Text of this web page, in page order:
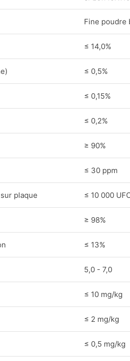
Fine poudre
≤ 14,0%
≤ 0,5%
≤ 0,15%
≤ 0,2%
≥ 90%
≤ 30 ppm
plaque ≤ 10 000
≥ 98%
≤ 13%
5,0 - 7,0
≤ 10 mg/kg
≤ 2 mg/kg
≤ 0,5 mg/kg